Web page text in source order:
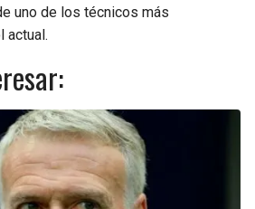
uno de los técnicos más
actual.